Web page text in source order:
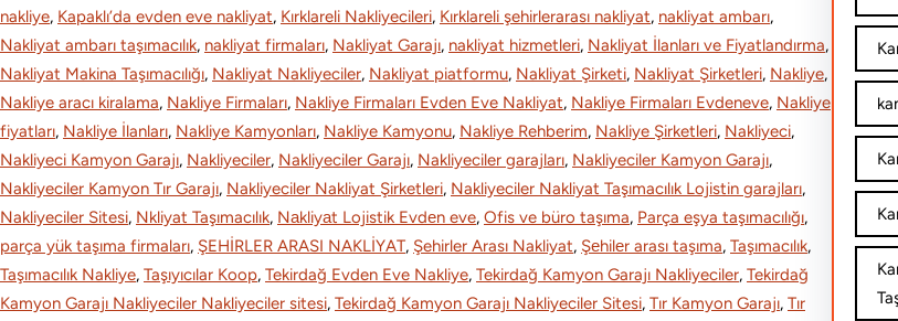
nakliye, Kapaklı’da evden eve nakliyat, Kırklareli Nakliyecileri, Kırklareli şehirlerarası nakliyat, nakliyat ambarı
Nakliyat ambarı taşımacılık, nakliyat firmaları, Nakliyat Garajı, nakliyat hizmetleri, Nakliyat İlanları ve Fiyatlandırma
Nakliyat Makina Taşımacılığı, Nakliyat Nakliyeciler, Nakliyat piatformu, Nakliyat Şirketi, Nakliyat Şirketleri, Nakliye
Nakliye aracı kiralama, Nakliye Firmaları, Nakliye Firmaları Evden Eve Nakliyat, Nakliye Firmaları Evdeneve, Nakliye
fiyatları, Nakliye İlanları, Nakliye Kamyonları, Nakliye Kamyonu, Nakliye Rehberim, Nakliye Şirketleri, Nakliyeci
Nakliyeci Kamyon Garajı, Nakliyeciler, Nakliyeciler Garajı, Nakliyeciler garajları, Nakliyeciler Kamyon Garajı
Nakliyeciler Kamyon Tır Garajı, Nakliyeciler Nakliyat Şirketleri, Nakliyeciler Nakliyat Taşımacılık Lojistin garajları
Nakliyeciler Sitesi, Nkliyat Taşımacılık, Nаkliyаt Lojistik Evdеn eve, Ofis ve büro taşıma, Parça eşya taşımacılığı
parça yük taşıma firmaları, ŞEHİRLER ARASI NAKLİYAT, Şehirler Arası Nakliyat, Şеhilеr arası taşıma, Taşımacılık
Taşımacılık Nakliye, Taşıyıcılar Koop, Tekirdağ Evden Eve Nakliye, Tekirdağ Kamyon Garajı Nakliyeciler, Tekirdağ
Kamyon Garajı Nakliyeciler Nakliyeciler sitesi, Tekirdağ Kamyon Garajı Nakliyeciler Sitesi, Tır Kamyon Garajı, Tır